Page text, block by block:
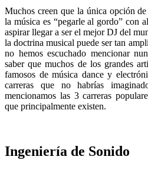
Muchos creen que la única opción
la música es “pegarle al gordo” con
aspirar llegar a ser el mejor DJ del
la doctrina musical puede ser tan
no hemos escuchado mencionar
saber que muchos de los grandes
famosos de música dance y
carreras que no habrías
mencionamos las 3 carreras
que principalmente existen.
Ingeniería de Sonido